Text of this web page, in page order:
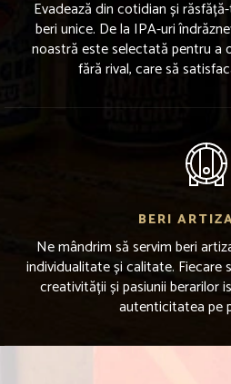
Evadează din cotidian și
beri unice. De la IPA-uri
noastră este selectată pentru a
fără rival, care să
BERI
Ne mândrim să servim beri
individualitate și calitate.
creativității și pasiunii berarilor
autenticitatea pe